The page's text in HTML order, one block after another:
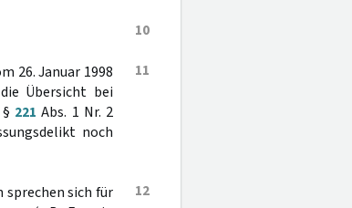
10
11
26. Januar 1998
Übersicht bei
221 Abs. 1 Nr. 2
noch
12
sich für